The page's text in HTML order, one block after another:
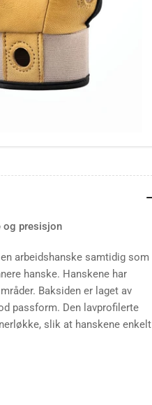
og presisjon
arbeidshanske samtidig som
hanske. Hanskene har
Baksiden er laget av
passform. Den lavprofilerte
slik at hanskene enkelt